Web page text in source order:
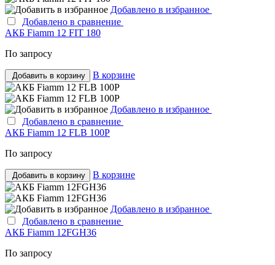
Добавлено в избранное
Добавлено в сравнение
АКБ Fiamm 12 FIT 180
По запросу
Добавить в корзину В корзине
Добавлено в избранное
Добавлено в сравнение
АКБ Fiamm 12 FLB 100P
По запросу
Добавить в корзину В корзине
Добавлено в избранное
Добавлено в сравнение
АКБ Fiamm 12FGH36
По запросу